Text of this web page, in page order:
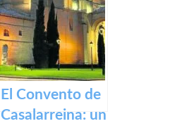
en Logroño.
El Convento de
Casalarreina: un